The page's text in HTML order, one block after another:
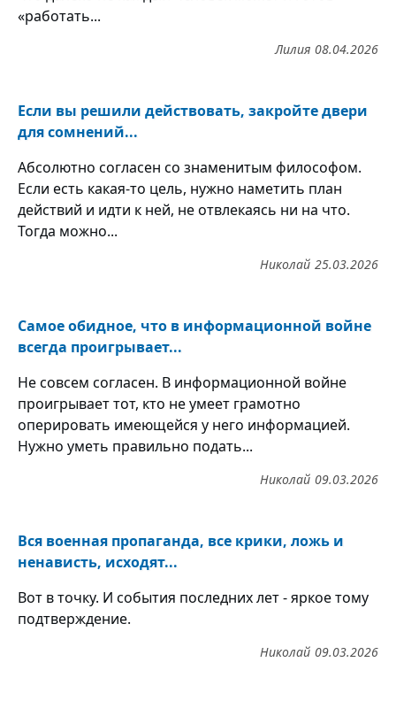
«работать...
08.04.2026
Лилия
Если вы решили действовать, закройте двери
для сомнений...
Абсолютно согласен со знаменитым философом.
Если есть какая-то цель, нужно наметить план
действий и идти к ней, не отвлекаясь ни на что.
Тогда можно...
25.03.2026
Николай
Самое обидное, что в информационной войне
всегда проигрывает...
Не совсем согласен. В информационной войне
проигрывает тот, кто не умеет грамотно
оперировать имеющейся у него информацией.
Нужно уметь правильно подать...
09.03.2026
Николай
Вся военная пропаганда, все крики, ложь и
ненависть, исходят...
Вот в точку. И события последних лет - яркое тому
подтверждение.
09.03.2026
Николай